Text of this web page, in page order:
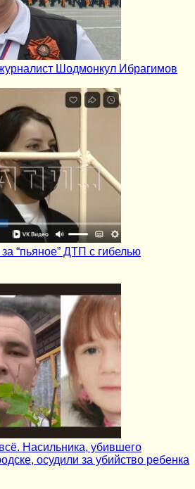
Шодмонкул Ибрагимов
“пьяное” ДТП с гибелью
Насильника, убившего
осудили за убийство ребенка